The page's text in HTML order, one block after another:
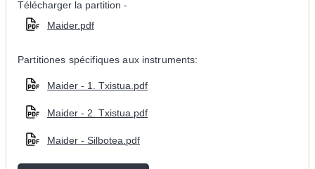
Télécharger la partition -
Maider.pdf
Partitiones spécifiques aux instruments:
Maider - 1. Txistua.pdf
Maider - 2. Txistua.pdf
Maider - Silbotea.pdf